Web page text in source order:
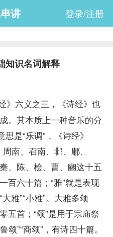
讲 登录/注册
知识名词解释
六义之三，《诗经》也
。其本质上一种音乐的分
是“乐调”，《诗经》
南、召南、邶、鄘、
、陈、桧、曹、豳这十五
百六十篇；“雅”就是表现
雅”“小雅”。大雅多颂
五首；“颂”是用于宗庙祭
颂”“商颂”，有诗四十篇。